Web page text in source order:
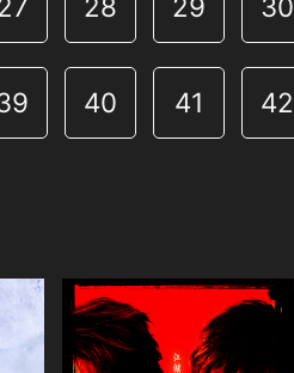
28 29 30
40 41 42
63 64 65 66